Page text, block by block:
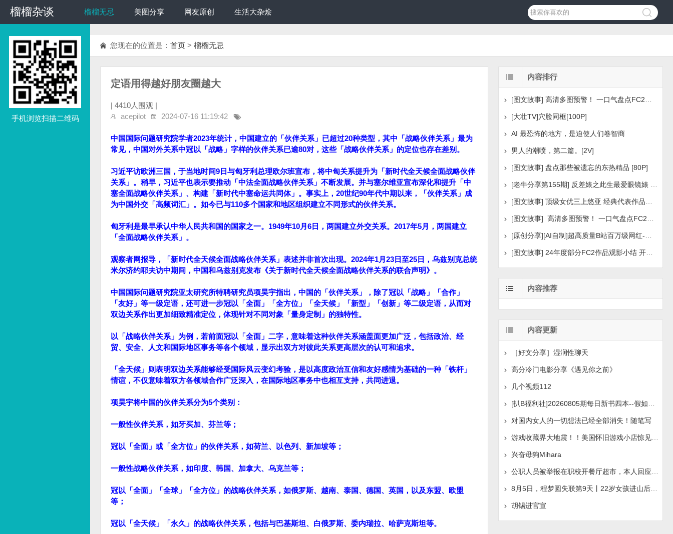
榴榴杂谈
榴榴杂谈 榴榴无忌 美图分享 网友原创 生活大杂烩
手机浏览扫描二维码
您现在的位置是： 首页 > 榴榴无忌
定语用得越好朋友圈越大
| 4410人围观 |
acepilot
2024-07-16 11:19:42
中国国际问题研究院学者2023年统计，中国建立的「伙伴关系」已超过20种类型，其中「战略伙伴关系」最为
常见，中国对外关系中冠以「战略」字样的伙伴关系已逾80对，这些「战略伙伴关系」的定位也存在差别。
习近平访欧洲三国，于当地时间9日与匈牙利总理欧尔班宣布，将中匈关系提升为「新时代全天候全面战略伙伴
关系」。稍早，习近平也表示要推动「中法全面战略伙伴关系」不断发展。并与塞尔维亚宣布深化和提升「中
塞全面战略伙伴关系」、构建「新时代中塞命运共同体」。事实上，20世纪90年代中期以来，「伙伴关系」成
为中国外交「高频词汇」。如今已与110多个国家和地区组织建立不同形式的伙伴关系。
匈牙利是最早承认中华人民共和国的国家之一。1949年10月6日，两国建立外交关系。2017年5月，两国建立
「全面战略伙伴关系」。
观察者网报导，「新时代全天候全面战略伙伴关系」表述并非首次出现。2024年1月23日至25日，乌兹别克总统
米尔济约耶夫访中期间，中国和乌兹别克发布《关于新时代全天候全面战略伙伴关系的联合声明》。
中国国际问题研究院亚太研究所特聘研究员项昊宇指出，中国的「伙伴关系」，除了冠以「战略」「合作」
「友好」等一级定语，还可进一步冠以「全面」「全方位」「全天候」「新型」「创新」等二级定语，从而对
双边关系作出更加细致精准定位，体现针对不同对象「量身定制」的独特性。
以「战略伙伴关系」为例，若前面冠以「全面」二字，意味着这种伙伴关系涵盖面更加广泛，包括政治、经
贸、安全、人文和国际地区事务等各个领域，显示出双方对彼此关系更高层次的认可和追求。
「全天候」则表明双边关系能够经受国际风云变幻考验，是以高度政治互信和友好感情为基础的一种「铁杆」
情谊，不仅意味着双方各领域合作广泛深入，在国际地区事务中也相互支持，共同进退。
项昊宇将中国的伙伴关系分为5个类别：
一般性伙伴关系，如牙买加、芬兰等；
冠以「全面」或「全方位」的伙伴关系，如荷兰、以色列、新加坡等；
一般性战略伙伴关系，如印度、韩国、加拿大、乌克兰等；
冠以「全面」「全球」「全方位」的战略伙伴关系，如俄罗斯、越南、泰国、德国、英国，以及东盟、欧盟
等；
冠以「全天候」「永久」的战略伙伴关系，包括与巴基斯坦、白俄罗斯、委内瑞拉、哈萨克斯坦等。
内容排行
[大壮TV]穴脸同框[100P]
AI 最恐怖的地方，是迫使人们卷智商
男人的潮喷，第二篇。[2V]
[图文故事] 盘点那些被遗忘的东热精品 [80P]
[图文故事] 24年度部分FC2作品观影小结 开年王炸后续
内容推荐
内容更新
［好文分享］湿润性聊天
高分冷门电影分享《遇见你之前》
几个视频112
对国内女人的一切想法已经全部消失！随笔写
游戏收藏界大地震！！美国怀旧游戏小店惊见 97 片未公开版
兴奋母狗Mihara
8月5日，程梦圆失联第9天丨22岁女孩进山后人间蒸发，手机
胡锡进官宣